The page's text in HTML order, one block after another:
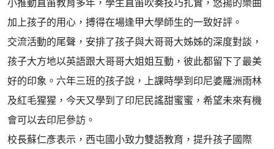
小推動直笛教育多年，學生直笛吹奏技巧扎實，悠揚的樂曲
加上孩子的用心，搏得在場逢甲大學師生的一致好評。
交流活動的尾聲，安排了孩子與大哥哥大姊姊的深度對談，
孩子大方地以英語跟大哥哥大姐姐互動，彼此都留下了最美
好的印象。六年三班的孩子說，上課時學到印尼婆羅洲雨林
及紅毛猩猩，今天又學到了印尼民謠甜蜜蜜，希望未來有機
會可以去印尼參訪。
校長蘇仁彥表示，西屯國小致力雙語教育，提升孩子國際